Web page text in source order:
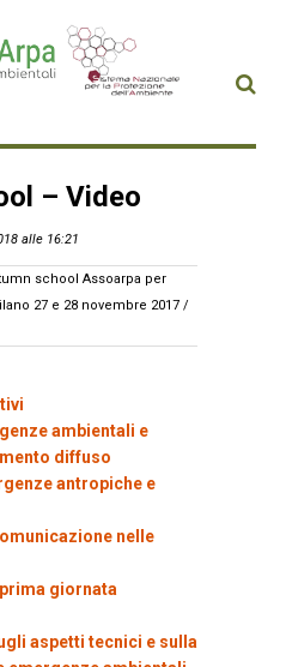
– Video
alle 16:21
school Assoarpa per
27 e 28 novembre 2017 /
ambientali e
diffuso
antropiche e
nelle
giornata
aspetti tecnici e sulla